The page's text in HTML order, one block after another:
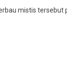
mistis tersebut